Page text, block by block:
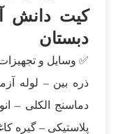
کیت دانش
دبستان
✅ وسایل و
ذره بین – لوله
دماسنج الکلی –
پلاستیکی – گیره